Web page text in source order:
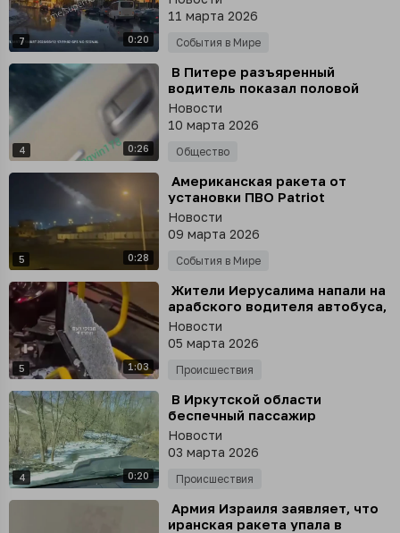
7 0:20
11 марта 2026
События в Мире
4 0:26
⁣ В Питере разъяренный
водитель показал половой
орган девушке, которая не
пропустила его на дороге
Новости
10 марта 2026
Общество
5 0:28
⁣ Американская ракета от
установки ПВО Patriot
отклонилась от курса и упала в
жилом районе Манамы
Новости
09 марта 2026
События в Мире
5 1:03
⁣ Жители Иерусалима напали на
арабского водителя автобуса,
разгромив общественный
транспорт
Новости
05 марта 2026
Происшествия
4 0:20
⁣ В Иркутской области
беспечный пассажир
посоветовал водителю
двигаться по дороге,
несмотря на его опасения
Новости
03 марта 2026
Происшествия
⁣ Армия Израиля заявляет, что
иранская ракета упала в